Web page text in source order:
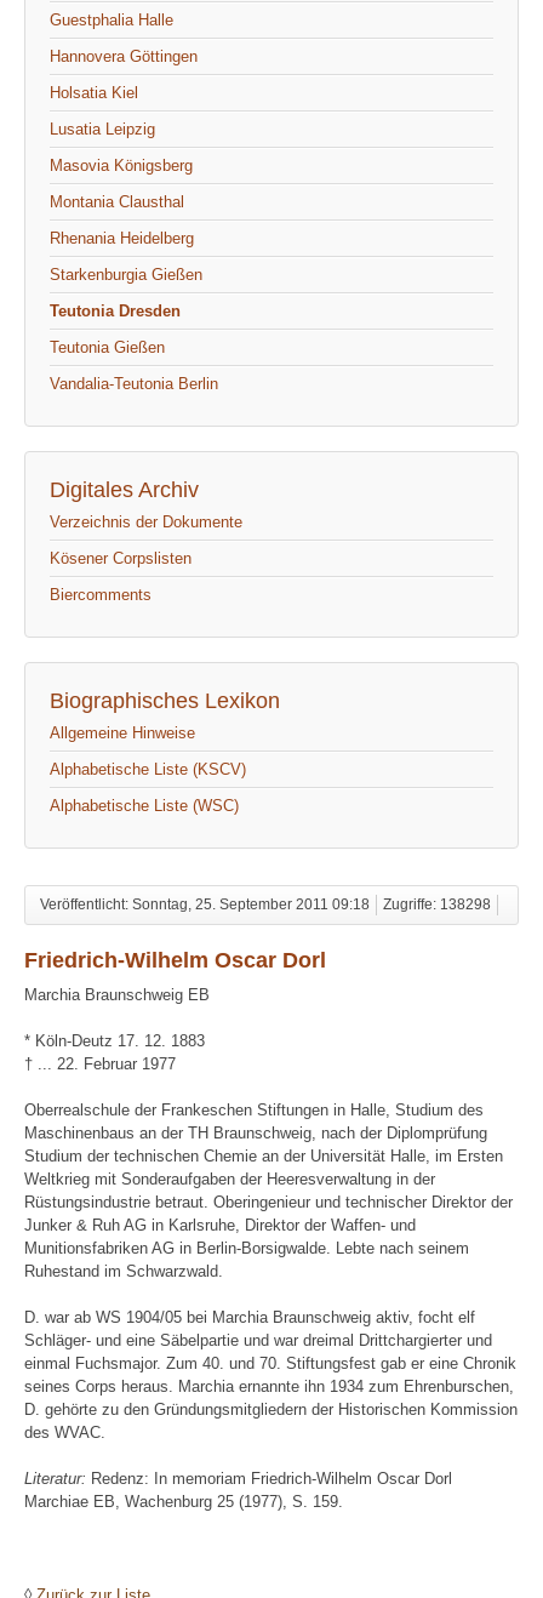
Guestphalia Halle
Hannovera Göttingen
Holsatia Kiel
Lusatia Leipzig
Masovia Königsberg
Montania Clausthal
Rhenania Heidelberg
Starkenburgia Gießen
Teutonia Dresden
Teutonia Gießen
Vandalia-Teutonia Berlin
Digitales Archiv
Verzeichnis der Dokumente
Kösener Corpslisten
Biercomments
Biographisches Lexikon
Allgemeine Hinweise
Alphabetische Liste (KSCV)
Alphabetische Liste (WSC)
Veröffentlicht: Sonntag, 25. September 2011 09:18 Zugriffe: 138298
Friedrich-Wilhelm Oscar Dorl
Marchia Braunschweig EB
* Köln-Deutz 17. 12. 1883
† ... 22. Februar 1977
Oberrealschule der Frankeschen Stiftungen in Halle, Studium des
Maschinenbaus an der TH Braunschweig, nach der Diplomprüfung
Studium der technischen Chemie an der Universität Halle, im Ersten
Weltkrieg mit Sonderaufgaben der Heeresverwaltung in der
Rüstungsindustrie betraut. Oberingenieur und technischer Direktor der
Junker & Ruh AG in Karlsruhe, Direktor der Waffen- und
Munitionsfabriken AG in Berlin-Borsigwalde. Lebte nach seinem
Ruhestand im Schwarzwald.
D. war ab WS 1904/05 bei Marchia Braunschweig aktiv, focht elf
Schläger- und eine Säbelpartie und war dreimal Drittchargierter und
einmal Fuchsmajor. Zum 40. und 70. Stiftungsfest gab er eine Chronik
seines Corps heraus. Marchia ernannte ihn 1934 zum Ehrenburschen,
D. gehörte zu den Gründungsmitgliedern der Historischen Kommission
des WVAC.
Literatur: Redenz: In memoriam Friedrich-Wilhelm Oscar Dorl
Marchiae EB, Wachenburg 25 (1977), S. 159.